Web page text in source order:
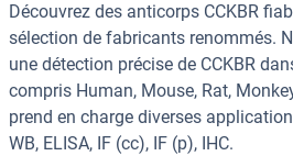
Découvrez des anticorps CCKBR
sélection de fabricants renommés.
une détection précise de CCKBR
compris Human, Mouse, Rat,
prend en charge diverses
WB, ELISA, IF (cc), IF (p), IHC.